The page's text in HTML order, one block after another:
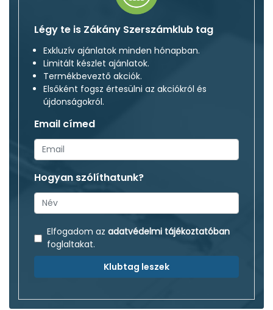
Légy te is Zákány Szerszámklub tag
Exkluzív ajánlatok minden hónapban.
Limitált készlet ajánlatok.
Termékbeveztő akciók.
Elsőként fogsz értesülni az akciókról és
újdonságokról.
Email címed
Hogyan szólíthatunk?
Elfogadom az adatvédelmi tájékoztatóban
foglaltakat.
Klubtag leszek